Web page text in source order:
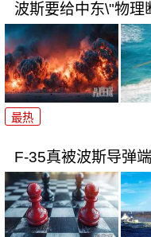
波斯要给中东\"物理
最热
F-35真被波斯导弹